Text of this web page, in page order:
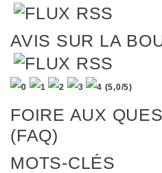
AVIS SUR LA
(5,0/5)
FOIRE AUX
(FAQ)
MOTS-CLÉS